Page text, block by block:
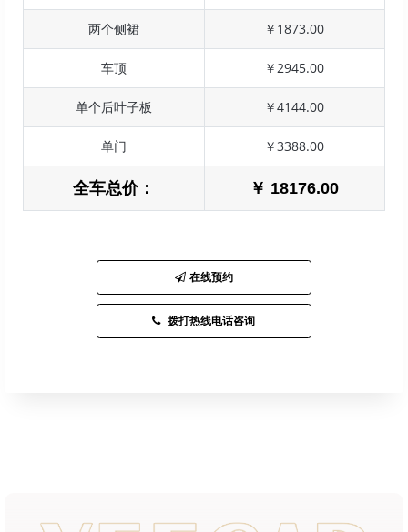
两个侧裙 ￥1873.00
车顶 ￥2945.00
单个后叶子板 ￥4144.00
单门 ￥3388.00
全车总价： ￥ 18176.00
在线预约
拨打热线电话咨询